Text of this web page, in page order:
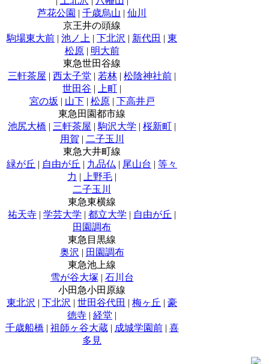
芦花公園 | 千歳烏山 | 仙川
京王井の頭線
駒場東大前 | 池ノ上 | 下北沢 | 新代田 | 東
松原| 明大前
東急世田谷線
三軒茶屋 | 西太子堂 | 若林 | 松陰神社前 |
世田谷 | 上町 |
宮の坂 | 山下| 松原| 下高井戸
東急田園都市線
池尻大橋 | 三軒茶屋 | 駒沢大学 | 桜新町 |
用賀 | 二子玉川
東急大井町線
緑が丘 | 自由が丘 | 九品仏 | 尾山台 | 等々
力 | 上野毛 |
二子玉川
東急東横線
祐天寺 | 学芸大学 | 都立大学 | 自由が丘 |
田園調布
東急目黒線
奥沢 | 田園調布
東急池上線
雪が谷大塚 | 石川台
小田急小田原線
東北沢 | 下北沢 | 世田谷代田 | 梅ヶ丘 | 豪
徳寺 | 経堂 |
千歳船橋 | 祖師ヶ谷大蔵| 成城学園前| 喜
多見